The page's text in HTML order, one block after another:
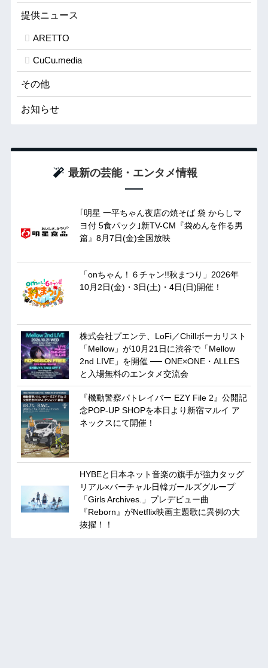
提供ニュース
ARETTO
CuCu.media
その他
お知らせ
最新の芸能・エンタメ情報
｢明星 一平ちゃん夜店の焼そば 袋 からしマ
ヨ付 5食パック｣新TV-CM『袋めんを作る男
篇』8月7日(金)全国放映
「onちゃん！６チャン!!秋まつり」2026年
10月2日(金)・3日(土)・4日(日)開催！
株式会社プエンテ、LoFi／Chillボーカリスト
「Mellow」が10月21日に渋谷で「Mellow
2nd LIVE」を開催 ── ONE×ONE・ALLES
と入場無料のエンタメ交流会
『機動警察パトレイバー EZY File 2』公開記
念POP-UP SHOPを本日より新宿マルイ ア
ネックスにて開催！
HYBEと日本ネット音楽の旗手が強力タッグ
リアル×バーチャル日韓ガールズグループ
「Girls Archives.」プレデビュー曲
『Reborn』がNetflix映画主題歌に異例の大
抜擢！！